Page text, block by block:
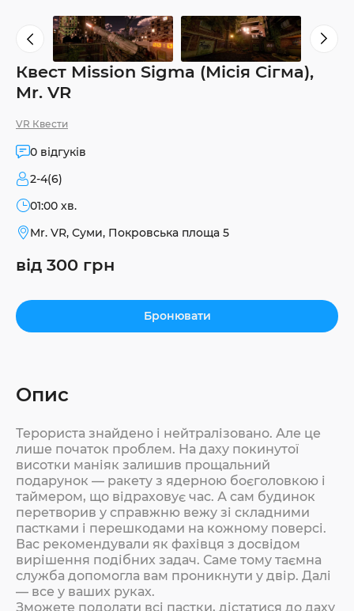
Квест Mission Sigma (Місія Сігма),
Mr. VR
VR Квести
0 відгуків
2-4(6)
01:00 хв.
Mr. VR, Суми, Покровська площа 5
від 300 грн
Бронювати
Опис
Терориста знайдено і нейтралізовано. Але це
лише початок проблем. На даху покинутої
висотки маніяк залишив прощальний
подарунок — ракету з ядерною боєголовкою і
таймером, що відраховує час. А сам будинок
перетворив у справжню вежу зі складними
пастками і перешкодами на кожному поверсі.
Вас рекомендували як фахівця з досвідом
вирішення подібних задач. Саме тому таємна
служба допомогла вам проникнути у двір. Далі
— все у ваших руках.
Зможете подолати всі пастки, дістатися до даху